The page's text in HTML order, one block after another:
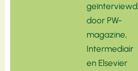
geïnterviewd
door PW-
magazine,
Intermediair
en Elsevier